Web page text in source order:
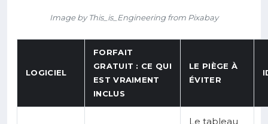
Image by This_is_Engineering from Pixabay
LOGICIEL
FORFAIT
GRATUIT : CE QUI
EST VRAIMENT
INCLUS
LE PIÈGE À
ÉVITER
Le tableau